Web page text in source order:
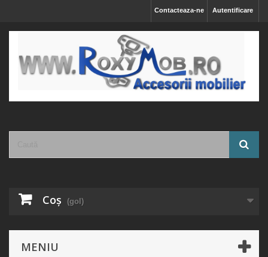
Autentificare
Contacteaza-ne
Coş (gol)
MENIU